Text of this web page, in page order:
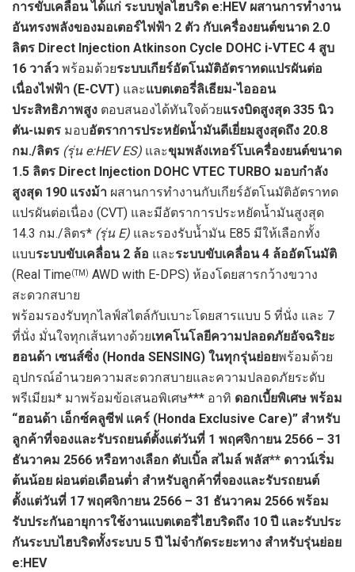
การขับเคลื่อน ได้แก่ ระบบฟูลไฮบริด e:HEV ผสานการทำงาน
อันทรงพลังของมอเตอร์ไฟฟ้า 2 ตัว กับเครื่องยนต์ขนาด 2.0
ลิตร Direct Injection Atkinson Cycle DOHC i-VTEC 4 สูบ
16 วาล์ว พร้อมด้วยระบบเกียร์อัตโนมัติอัตราทดแปรผันต่อ
เนื่องไฟฟ้า (E-CVT) และแบตเตอรี่ลิเธียม-ไอออน
ประสิทธิภาพสูง ตอบสนองได้ทันใจด้วยแรงบิดสูงสุด 335 นิว
ตัน-เมตร มอบอัตราการประหยัดน้ำมันดีเยี่ยมสูงสุดถึง 20.8
กม./ลิตร (รุ่น e:HEV ES) และขุมพลังเทอร์โบเครื่องยนต์ขนาด
1.5 ลิตร Direct Injection DOHC VTEC TURBO มอบกำลัง
สูงสุด 190 แรงม้า ผสานการทำงานกับเกียร์อัตโนมัติอัตราทด
แปรผันต่อเนื่อง (CVT) และมีอัตราการประหยัดน้ำมันสูงสุด
14.3 กม./ลิตร* (รุ่น E) และรองรับน้ำมัน E85 มีให้เลือกทั้ง
แบบระบบขับเคลื่อน 2 ล้อ และระบบขับเคลื่อน4 ล้ออัตโนมัติ
(Real Time(TM) AWD with E-DPS) ห้องโดยสารกว้างขวาง
สะดวกสบาย
พร้อมรองรับทุกไลฟ์สไตล์กับเบาะโดยสารแบบ 5 ที่นั่ง และ 7
ที่นั่ง มั่นใจทุกเส้นทางด้วยเทคโนโลยีความปลอดภัยอัจฉริยะ
ฮอนด้า เซนส์ซิ่ง (Honda SENSING) ในทุกรุ่นย่อยพร้อมด้วย
อุปกรณ์อำนวยความสะดวกสบายและความปลอดภัยระดับ
พรีเมียม* มาพร้อมข้อเสนอพิเศษ*** อาทิ ดอกเบี้ยพิเศษ พร้อม
“ฮอนด้า เอ็กซ์คลูซีฟ แคร์ (Honda Exclusive Care)” สำหรับ
ลูกค้าที่จองและรับรถยนต์ตั้งแต่วันที่ 1 พฤศจิกายน 2566 – 31
ธันวาคม 2566 หรือทางเลือก ดับเบิ้ล สไมล์ พลัส** ดาวน์เริ่ม
ต้นน้อย ผ่อนต่อเดือนต่ำ สำหรับลูกค้าที่จองและรับรถยนต์
ตั้งแต่วันที่ 17 พฤศจิกายน 2566 – 31 ธันวาคม 2566 พร้อม
รับประกันอายุการใช้งานแบตเตอรี่ไฮบริดถึง 10 ปี และรับประ
กันระบบไฮบริดทั้งระบบ 5 ปี ไม่จำกัดระยะทาง สำหรับรุ่นย่อย
e:HEV